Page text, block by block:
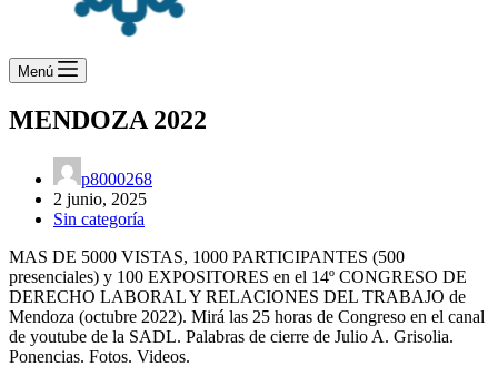
Menú
MENDOZA 2022
p8000268
2 junio, 2025
Sin categoría
MAS DE 5000 VISTAS, 1000 PARTICIPANTES (500
presenciales) y 100 EXPOSITORES en el 14º CONGRESO DE
DERECHO LABORAL Y RELACIONES DEL TRABAJO de
Mendoza (octubre 2022). Mirá las 25 horas de Congreso en el canal
de youtube de la SADL. Palabras de cierre de Julio A. Grisolia.
Ponencias. Fotos. Videos.